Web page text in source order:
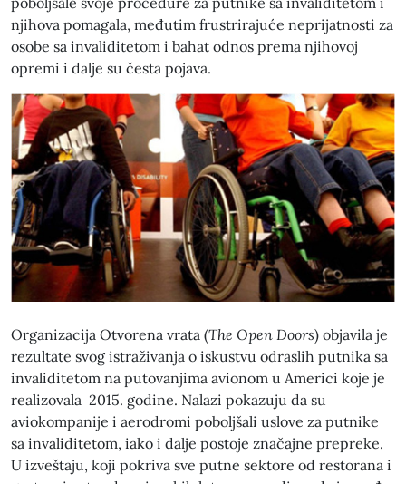
njihova pomagala, međutim frustrirajuće neprijatnosti za
osobe sa invaliditetom i bahat odnos prema njihovoj
opremi i dalje su česta pojava.
Organizacija Otvorena vrata (The Open Doors) objavila je
rezultate svog istraživanja o iskustvu odraslih putnika sa
invaliditetom na putovanjima avionom u Americi koje je
realizovala 2015. godine. Nalazi pokazuju da su
aviokompanije i aerodromi poboljšali uslove za putnike
sa invaliditetom, iako i dalje postoje značajne prepreke.
U izveštaju, koji pokriva sve putne sektore od restorana i